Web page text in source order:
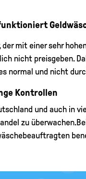
der mit einer sehr
nicht preisgeben.
normal und nicht
Kontrollen
und auch in
zu